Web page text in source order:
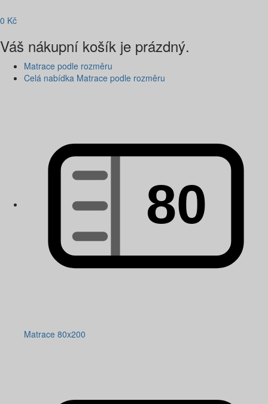
0 Kč
Váš nákupní košík je prázdný.
Matrace podle rozměru
Celá nabídka Matrace podle rozměru
Matrace 80x200